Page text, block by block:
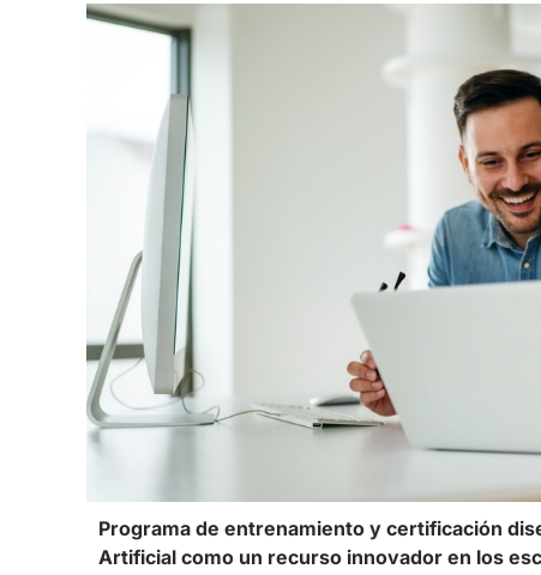
Programa de entrenamiento y certificación
Artificial como un recurso innovador en los